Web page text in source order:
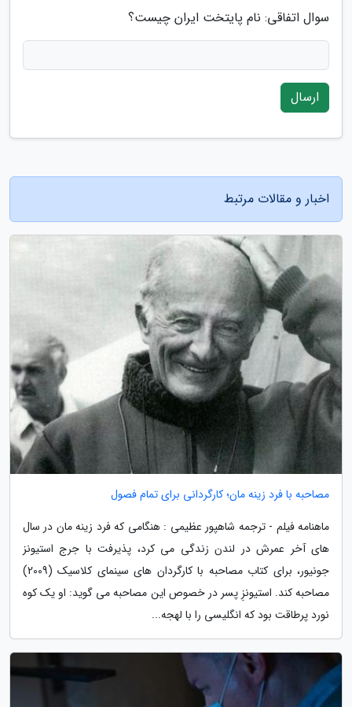
سوال اتفاقی: نام پایتخت ایران چیست؟
ارسال
اخبار و مقالات مرتبط
مصاحبه با فرد زینه مان؛ کارگردانی برای تمام فصول
ماهنامه فیلم - ترجمه شاهپور عظیمی : هنگامی که فرد زینه مان در سال
های آخر عمرش در لندن زندگی می کرد، پذیرفت با جرج استیونز
جونیور، برای کتاب مصاحبه با کارگردان های سینمای کلاسیک (2009)
مصاحبه کند. استیونزِ پسر در خصوص این مصاحبه می گوید: او یک کوه
نورد پرطاقت بود که انگلیسی را با لهجه...